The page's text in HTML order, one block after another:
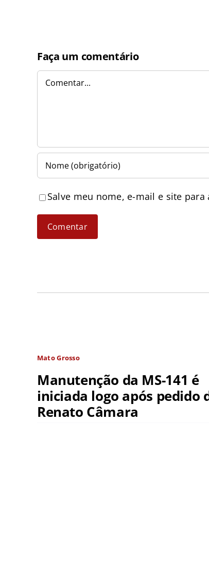
Faça um comentário
Comentar
Salve meu nome, e-mail e site
Mato Grosso
Manutenção da MS-141 é
iniciada logo após pedido
Renato Câmara